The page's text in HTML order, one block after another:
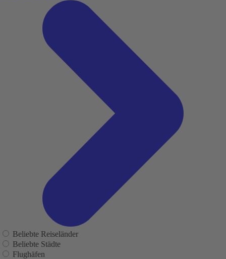
Beliebte Reiseländer
Beliebte Städte
Flughäfen